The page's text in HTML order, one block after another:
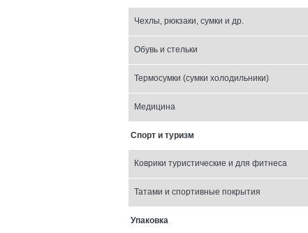
Чехлы, рюкзаки, сумки и др.
Обувь и стельки
Термосумки (сумки холодильники)
Медицина
Спорт и туризм
Коврики туристические и для фитнеса
Татами и спортивные покрытия
Упаковка